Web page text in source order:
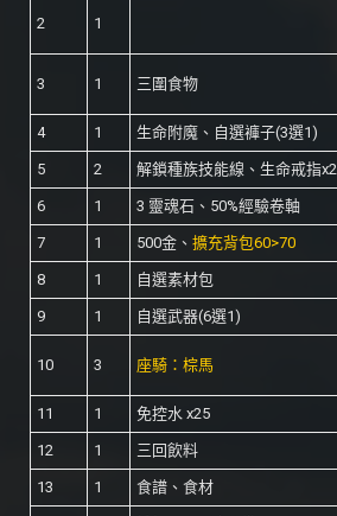
2 1
3 1 三圍食物
4 1 生命附魔、自選褲子(3選1)
5 2 解鎖種族技能線、生命戒指x2
6 1 3 靈魂石、50%經驗卷軸
7 1 500金、擴充背包60>70
8 1 自選素材包
9 1 自選武器(6選1)
10 3 座騎：棕馬
11 1 免控水 x25
12 1 三回飲料
13 1 食譜、食材